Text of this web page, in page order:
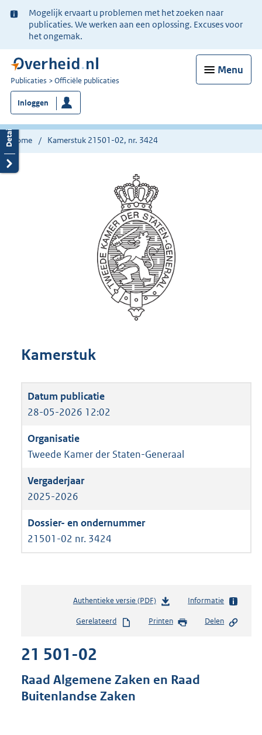
Ter
informatie:
Mogelijk ervaart u problemen met het zoeken naar
publicaties. We werken aan een oplossing. Excuses voor
het ongemak.
Menu
U
bent
nu
hier:
Publicaties Officiële publicaties
Inloggen
Home Kamerstuk 21501-02, nr. 3424
Kamerstuk
28-05-2026 12:02
Tweede Kamer der Staten-Generaal
2025-2026
21501-02 nr. 3424
Authentieke versie (PDF)b
s
s
Informatie
Gerelateerd Printen Delen
21 501-02
Raad Algemene Zaken en Raad
Buitenlandse Zaken